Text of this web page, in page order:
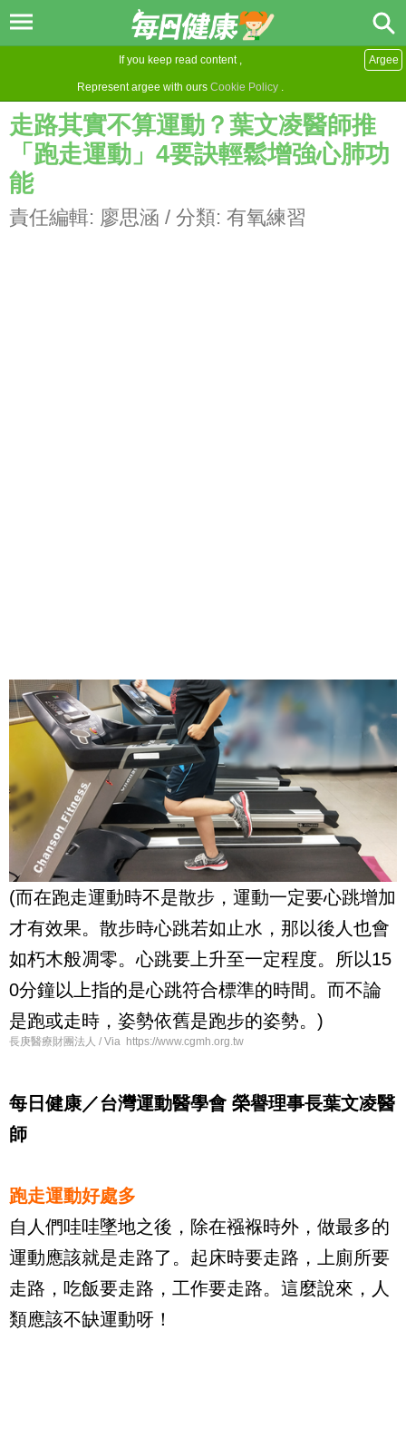
If you keep read content ,
Represent argee with ours Cookie Policy .
Argee
走路其實不算運動？葉文凌醫師推
「跑走運動」4要訣輕鬆增強心肺功
能
責任編輯: 廖思涵 / 分類: 有氧練習
(而在跑走運動時不是散步，運動一定要心跳增加
才有效果。散步時心跳若如止水，那以後人也會
如朽木般凋零。心跳要上升至一定程度。所以15
0分鐘以上指的是心跳符合標準的時間。而不論
是跑或走時，姿勢依舊是跑步的姿勢。)
長庚醫療財團法人 / Via https://www.cgmh.org.tw
每日健康／台灣運動醫學會 榮譽理事長葉文凌醫
師
跑走運動好處多
自人們哇哇墜地之後，除在襁褓時外，做最多的
運動應該就是走路了。起床時要走路，上廁所要
走路，吃飯要走路，工作要走路。這麼說來，人
類應該不缺運動呀！